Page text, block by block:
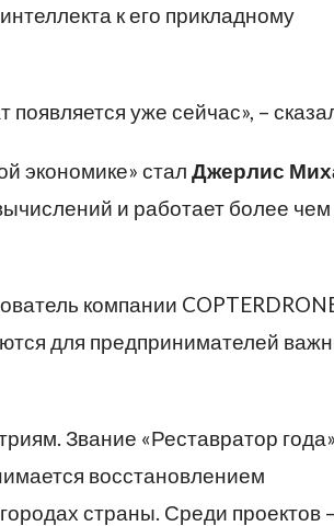
к его прикладному
уже сейчас», –
экономике» стал Джерлис
и работает более
компании
для предпринимателей
Звание «Реставратор года»
восстановлением
страны. Среди проектов –